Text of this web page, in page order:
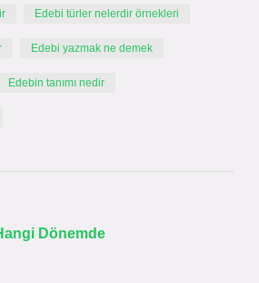
Edebi türler nelerdir örnekleri
Edebi yazmak ne demek
Edebin tanımı nedir
Dönemde